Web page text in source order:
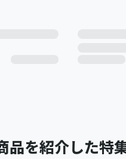
品を紹介した特